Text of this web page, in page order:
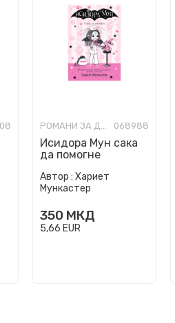
РОМАНИ ЗА ДЕЦА 068988
Исидора Мун сака
да помогне
Автор : Хариет
Мункастер
350 МКД
5,66 EUR